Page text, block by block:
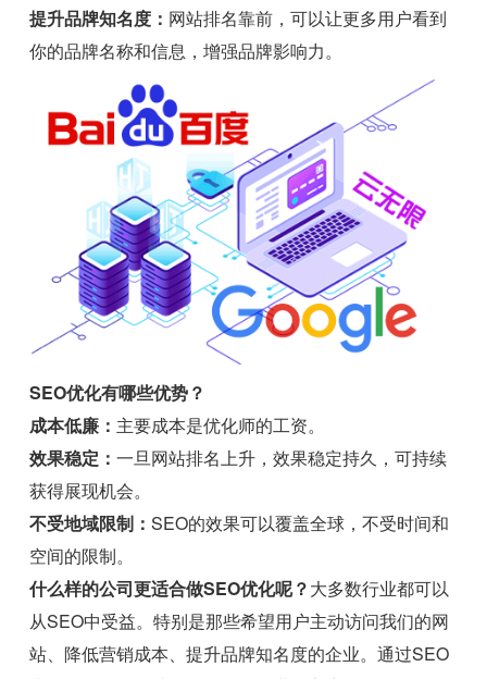
提升品牌知名度： 网站排名靠前，可以让更多用户看到
你的品牌名称和信息，增强品牌影响力。
SEO优化有哪些优势？
成本低廉： 主要成本是优化师的工资。
效果稳定：一旦网站排名上升，效果稳定持久，可持续
获得展现机会。
不受地域限制：SEO的效果可以覆盖全球，不受时间和
空间的限制。
什么样的公司更适合做SEO优化呢？大多数行业都可以
从SEO中受益。特别是那些希望用户主动访问我们的网
站、降低营销成本、提升品牌知名度的企业。通过SEO